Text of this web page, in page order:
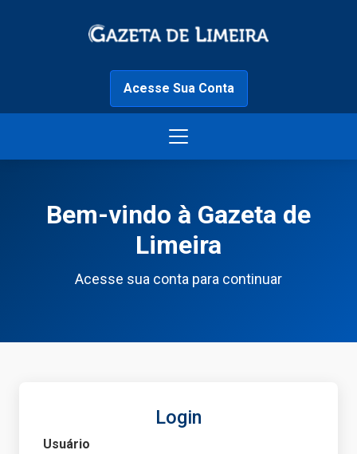
Acesse Sua Conta
Bem-vindo à Gazeta de
Limeira
Acesse sua conta para continuar
Login
Usuário